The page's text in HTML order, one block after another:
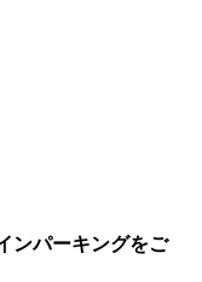
ンパーキングをご